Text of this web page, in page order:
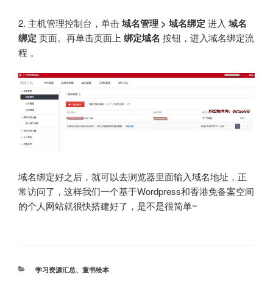
2. 主机管理控制台，单击域名管理 > 域名绑定 进入 域名
绑定 页面。再单击页面上 绑定域名 按钮，进入域名绑定流
程 。
域名绑定好之后，就可以去浏览器里面输入域名地址，正
常访问了，这样我们一个基于Wordpress和香港免备案空间
的个人网站就很快搭建好了，是不是很简单~
分
学习资源汇总、 童书绘本